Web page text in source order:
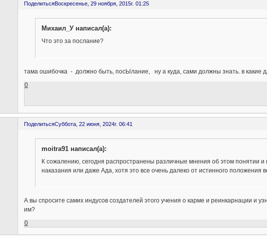
ПоделитьсяВоскресенье, 29 ноября, 2015г. 01:25
Михаил_У написал(а):
Что это за послание?
тама ошибочка - должно быть, посЫлание, ну а куда, сами должны знать. в какие
0
ПоделитьсяСуббота, 22 июня, 2024г. 06:41
moitra91 написал(а):
К сожалению, сегодня распространены различные мнения об этом понятии
наказания или даже Ада, хотя это все очень далеко от истинного положения
А вы спросите самих индусов создателей этого учения о карме и реинкарнации и
им?
0